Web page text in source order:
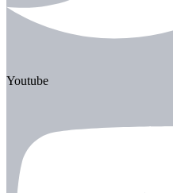
Youtube